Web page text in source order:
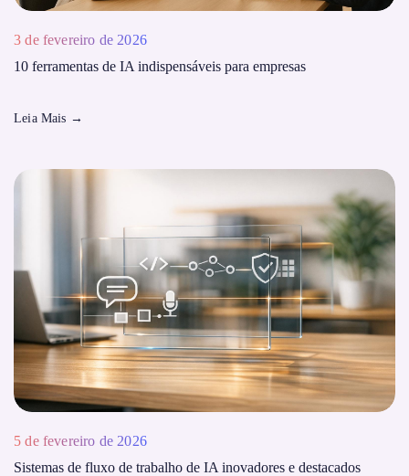
3 de fevereiro de 2026
10 ferramentas de IA indispensáveis ​​para empresas
Leia Mais →
5 de fevereiro de 2026
Sistemas de fluxo de trabalho de IA inovadores e destacados